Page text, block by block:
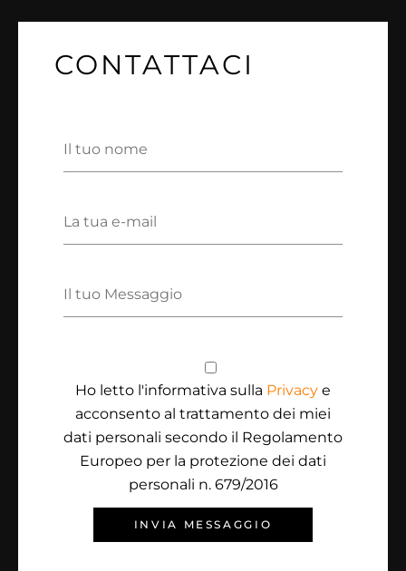
CONTATTACI
Ho letto l'informativa sulla Privacy e
acconsento al trattamento dei miei
dati personali secondo il Regolamento
Europeo per la protezione dei dati
personali n. 679/2016